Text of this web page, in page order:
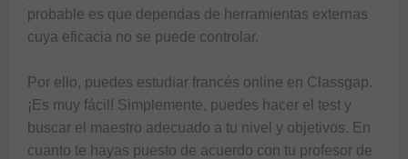
probable es que dependas de herramientas externas
cuya eficacia no se puede controlar.
Por ello, puedes estudiar francés online en Classgap.
¡Es muy fácil! Simplemente, puedes hacer el test y
buscar el maestro adecuado a tu nivel y objetivos. En
cuanto te hayas puesto de acuerdo con tu profesor de